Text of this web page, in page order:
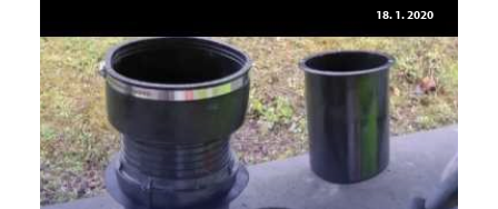
18. 1. 2020